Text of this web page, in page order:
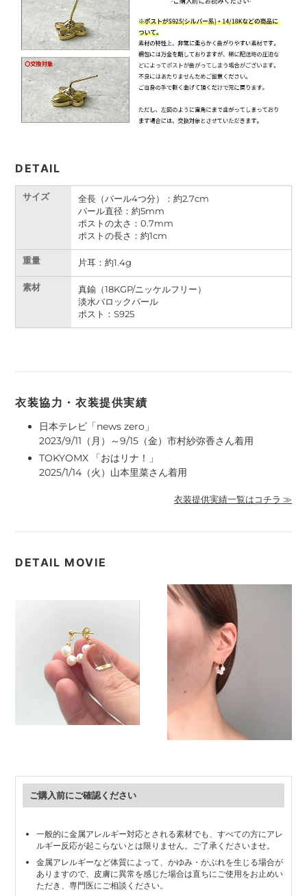
DETAIL
サイズ 全長（パール4つ分）： 約2.7cm
パール直径：約5mm
ポストの太さ：0.7mm
ポストの長さ： 約1cm
重量 片耳：約1.4g
素材
真鍮（18KGP/ニッケルフリー）
淡水バロックパール
ポスト：S925
衣装協力・衣装提供実績
日本テレビ「news zero」
2023/9/11（月）～9/15（金）市村紗弥香さん着用
TOKYOMX 「おはリナ！」
2025/1/14（火）山本里菜さん着用
衣装提供実績一覧はコチラ ≫
DETAIL MOVIE
ご購入前にご確認ください
一般的に金属アレルギー対応とされる素材でも、すべての方にアレ
ルギー反応が起こらないとは限りません。ご了承くださいませ。
金属アレルギーなど体質によって、かゆみ・かぶれを生じる場合が
ありますので、皮膚に異常を感じた場合は直ちにご使用をお止めい
ただき、専門医にご相談ください。